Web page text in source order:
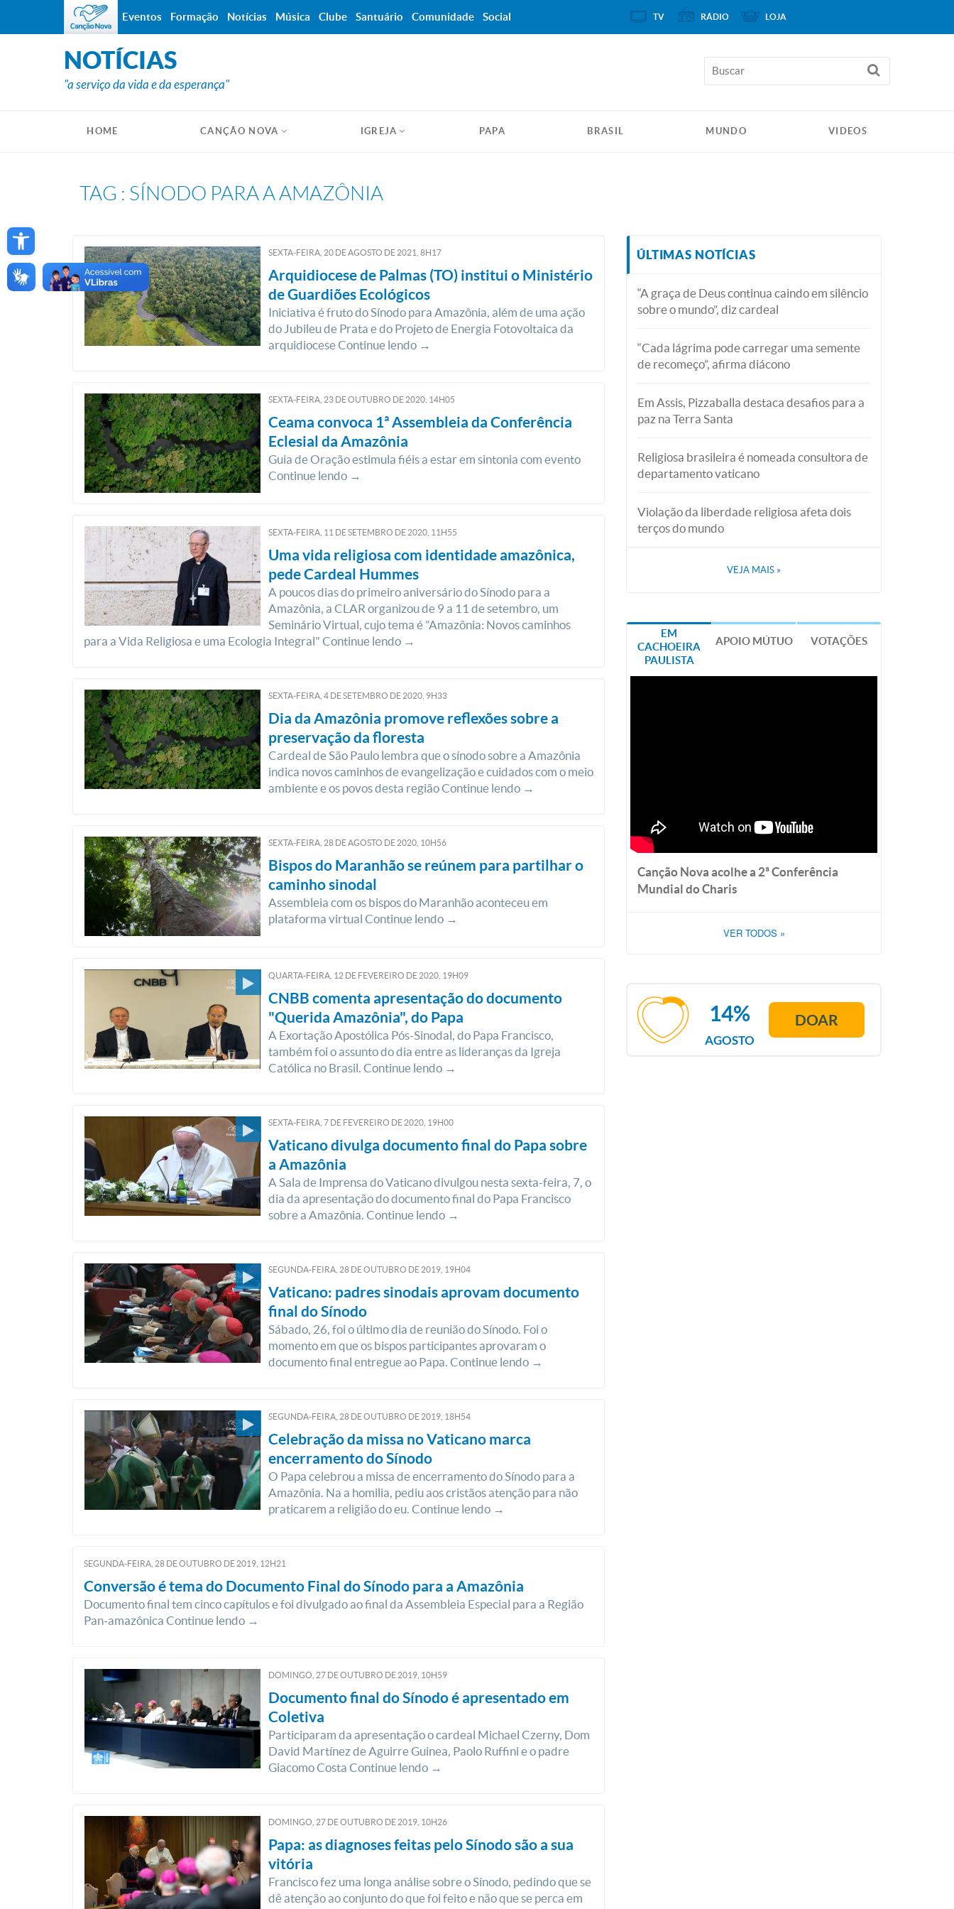
Open toolbar
NOTÍCIAS
"a serviço da vida e da esperança"
HOME CANÇÃO NOVA IGREJA PAPA BRASIL MUNDO VIDEOS
TAG : SÍNODO PARA A AMAZÔNIA
SEXTA-FEIRA, 20 DEAGOSTO DE 2021, 8H17
Arquidiocese de Palmas (TO) institui o Ministério
de Guardiões Ecológicos
Iniciativa é fruto do Sínodo para Amazônia, além de uma ação
do Jubileu de Prata e do Projeto de Energia Fotovoltaica da
arquidiocese Continue lendo →
SEXTA-FEIRA, 23 DEOUTUBRO DE 2020, 14H05
Ceama convoca 1ª Assembleia da Conferência
Eclesial da Amazônia
Guia de Oração estimula fiéis a estar em sintonia com evento
Continue lendo →
SEXTA-FEIRA, 11 DESETEMBRO DE 2020, 11H55
Uma vida religiosa com identidade amazônica,
pede Cardeal Hummes
A poucos dias do primeiro aniversário do Sínodo para a
Amazônia, a CLAR organizou de 9 a 11 de setembro, um
Seminário Virtual, cujo tema é "Amazônia: Novos caminhos
para a Vida Religiosa e uma Ecologia Integral" Continue lendo →
SEXTA-FEIRA, 4 DESETEMBRO DE 2020, 9H33
Dia da Amazônia promove reflexões sobre a
preservação da floresta
Cardeal de São Paulo lembra que o sínodo sobre a Amazônia
indica novos caminhos de evangelização e cuidados com o meio
ambiente e os povos desta região Continue lendo →
SEXTA-FEIRA, 28 DEAGOSTO DE 2020, 10H56
Bispos do Maranhão se reúnem para partilhar o
caminho sinodal
Assembleia com os bispos do Maranhão aconteceu em
plataforma virtual Continue lendo →
QUARTA-FEIRA, 12 DE FEVEREIRO DE 2020, 19H09
CNBB comenta apresentação do documento
"Querida Amazônia", do Papa
A Exortação Apostólica Pós-Sinodal, do Papa Francisco,
também foi o assunto do dia entre as lideranças da Igreja
Católica no Brasil. Continue lendo →
SEXTA-FEIRA, 7 DE FEVEREIRO DE 2020, 19H00
Vaticano divulga documento final do Papa sobre
a Amazônia
A Sala de Imprensa do Vaticano divulgou nesta sexta-feira, 7, o
dia da apresentação do documento final do Papa Francisco
sobre a Amazônia. Continue lendo →
SEGUNDA-FEIRA, 28 DEOUTUBRO DE 2019, 19H04
Vaticano: padres sinodais aprovam documento
final do Sínodo
Sábado, 26, foi o último dia de reunião do Sínodo. Foi o
momento em que os bispos participantes aprovaram o
documento final entregue ao Papa. Continue lendo →
SEGUNDA-FEIRA, 28 DEOUTUBRO DE 2019, 18H54
Celebração da missa no Vaticano marca
encerramento do Sínodo
O Papa celebrou a missa de encerramento do Sínodo para a
Amazônia. Na a homilia, pediu aos cristãos atenção para não
praticarem a religião do eu. Continue lendo →
SEGUNDA-FEIRA, 28 DEOUTUBRO DE 2019, 12H21
Conversão é tema do Documento Final do Sínodo para a Amazônia
Documento final tem cinco capítulos e foi divulgado ao final da Assembleia Especial para a Região
Pan-amazônica Continue lendo →
DOMINGO, 27 DEOUTUBRO DE 2019, 10H59
Documento final do Sínodo é apresentado em
Coletiva
Participaram da apresentação o cardeal Michael Czerny, Dom
David Martínez de Aguirre Guinea, Paolo Ruffini e o padre
Giacomo Costa Continue lendo →
DOMINGO, 27 DEOUTUBRO DE 2019, 10H26
Papa: as diagnoses feitas pelo Sínodo são a sua
vitória
Francisco fez uma longa análise sobre o Sínodo, pedindo que se
dê atenção ao conjunto do que foi feito e não que se perca em
ÚLTIMAS NOTÍCIAS
“A graça de Deus continua caindo em silêncio
sobre o mundo”, diz cardeal
“Cada lágrima pode carregar uma semente
de recomeço”, afirma diácono
Em Assis, Pizzaballa destaca desafios para a
paz na Terra Santa
Religiosa brasileira é nomeada consultora de
departamento vaticano
Violação da liberdade religiosa afeta dois
terços do mundo
VEJA MAIS »
EM
CACHOEIRA
PAULISTA
APOIO MÚTUO VOTAÇÕES
Canção Nova acolhe a 2ª Conferência
Mundial do Charis
VER TODOS »
AGOSTO
14% DOAR
Eventos Formação Notícias Música Clube Santuário Comunidade Social TV RÁDIO LOJA